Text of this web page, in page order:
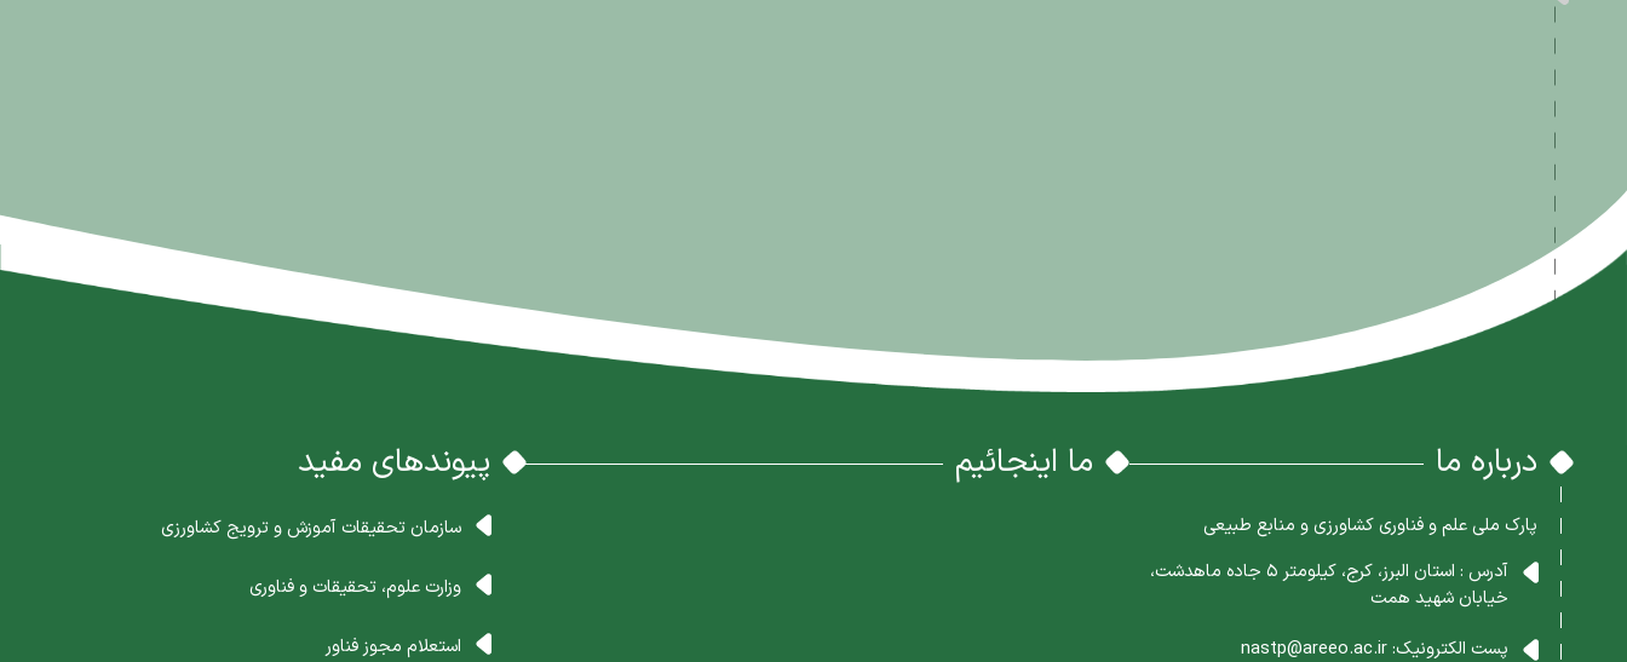
درباره ما
پارک ملی علم و فناوری کشاورزی و منابع طبیعی
آدرس : استان البرز، کرج، کیلومتر 5 جاده ماهدشت،
خیابان شهید همت
پست الکترونیک:nastp@areeo.ac.ir
ما اینجائیم پیوندهای مفید
سازمان تحقیقات آموزش و ترویج کشاورزی
وزارت علوم، تحقیقات و فناوری
استعلام مجوز فناور